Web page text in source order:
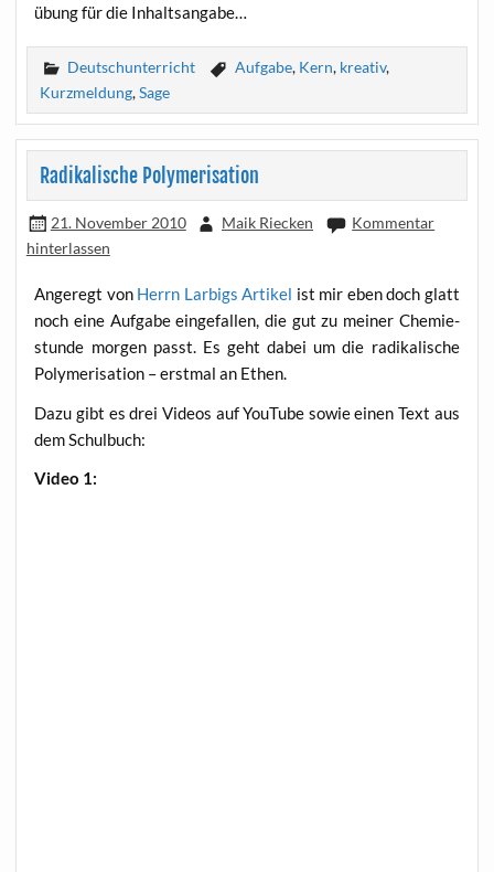
übung für die Inhaltsangabe…
Deutschunterricht Aufgabe, Kern, kreativ,
Kurzmeldung,Sage
Radikalische Polymerisation
21. November 2010 Maik Riecken
Kommentar
hinterlassen
Ange­regt von Herrn Lar­bigs Arti­kel ist mir eben doch glatt
noch eine Auf­ga­be ein­ge­fal­len, die gut zu mei­ner Che­mie­
stun­de mor­gen passt. Es geht dabei um die radi­ka­li­sche
Poly­me­ri­sa­ti­on – erst­mal an Ethen.
Dazu gibt es drei Vide­os auf You­Tube sowie einen Text aus
dem Schulbuch:
Video 1: